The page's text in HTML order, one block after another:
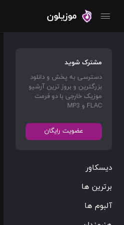
موزیلون
مشترک شوید
دسترسی به پخش و دانلود
بزرگترین و بروز ترین آرشیو
موزیک خارجی با دو فرمت
FLAC و MP3
عضویت رایگان
دیسکاور
برترین ها
آلبوم ها